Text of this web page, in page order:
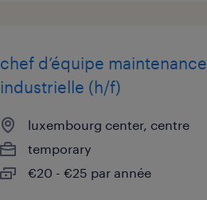
chef d’équipe maintenance
industrielle (h/f)
luxembourg center, centre
temporary
€20 - €25 par année